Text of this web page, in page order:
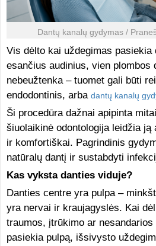
Dantų kanalų gydymas /
Vis dėlto kai uždegimas pasiekia
esančius audinius, vien plombos
nebeužtenka – tuomet gali būti
endodontinis, arba dantų kanalų
Ši procedūra dažnai apipinta
šiuolaikinė odontologija leidžia
ir komfortiškai. Pagrindinis
natūralų dantį ir sustabdyti
Kas vyksta danties viduje?
Danties centre yra pulpa –
yra nervai ir kraujagyslės. Kai
traumos, įtrūkimo ar
pasiekia pulpą, išsivysto